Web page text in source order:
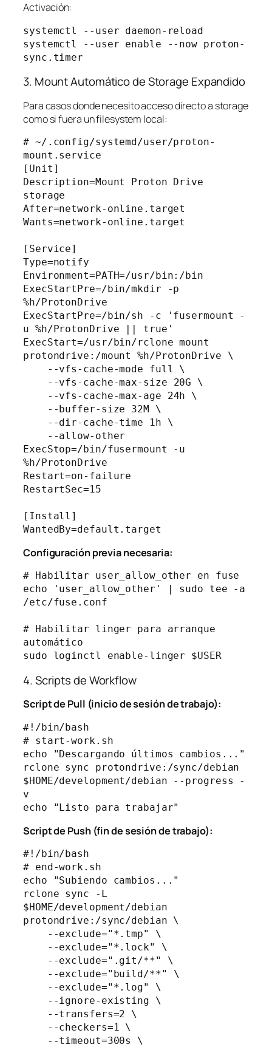
Activación:
systemctl --user daemon-reload
systemctl --user enable --now proton-
3. Mount Automático de Storage Expandido
Para casos donde necesito acceso directo a storage
como si fuera un filesystem local:
# ~/.config/systemd/user/proton-
mount.service
[Unit]
Description=Mount Proton Drive
storage
After=network-online.target
Wants=network-online.target
[Service]
Type=notify
Environment=PATH=/usr/bin:/bin
ExecStartPre=/bin/mkdir -p
%h/ProtonDrive
ExecStartPre=/bin/sh -c 'fusermount -
u %h/ProtonDrive || true'
ExecStart=/usr/bin/rclone mount
protondrive:/mount %h/ProtonDrive \
ExecStop=/bin/fusermount -u
%h/ProtonDrive
Restart=on-failure
RestartSec=15
[Install]
Configuración previa necesaria:
# Habilitar user_allow_other en fuse
echo 'user_allow_other' | sudo tee -a
/etc/fuse.conf
# Habilitar linger para arranque
automático
sudo loginctl enable-linger $USER
4. Scripts de Workflow
Script de Pull (inicio de sesión de trabajo):
#!/bin/bash
# start-work.sh
echo "Descargando últimos cambios..."
rclone sync protondrive:/sync/debian
$HOME/development/debian --progress -
v
Script de Push (fin de sesión de trabajo):
#!/bin/bash
# end-work.sh
echo "Subiendo cambios..."
rclone sync -L
$HOME/development/debian
protondrive:/sync/debian \